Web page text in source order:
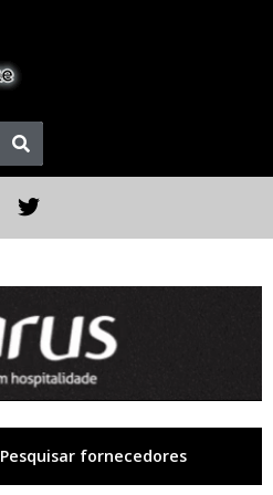
Pesquisar fornecedores